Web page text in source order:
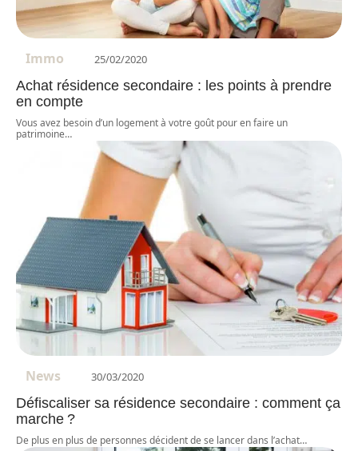
Immo 25/02/2020
Achat résidence secondaire : les points à prendre
en compte
Vous avez besoin d’un logement à votre goût pour en faire un
patrimoine…
News 30/03/2020
Défiscaliser sa résidence secondaire : comment ça
marche ?
De plus en plus de personnes décident de se lancer dans l’achat…